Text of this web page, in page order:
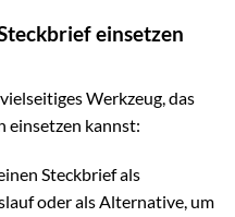
einsetzen
Werkzeug, das
einsetzen kannst:
Steckbrief als
oder als Alternative, um